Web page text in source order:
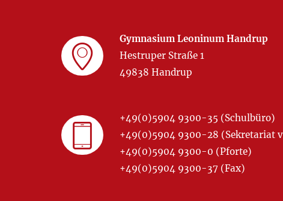
Gymnasium Leoninum Handrup
Hestruper Straße 1
49838 Handrup
+49(0)5904 9300-35 (Schulbüro)
+49(0)5904 9300-28 (Sekretariat
+49(0)5904 9300-0 (Pforte)
+49(0)5904 9300-37 (Fax)